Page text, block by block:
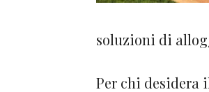
soluzioni di
Per chi desidera